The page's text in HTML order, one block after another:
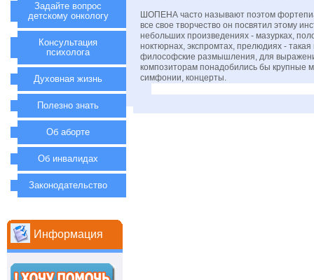
ШОПЕНА часто называют поэтом
все свое творчество он посвятил этому
небольших произведениях - мазурках,
ноктюрнах, экспромтах, прелюдиях - такая
философские размышления, для
композиторам понадобились бы крупные
симфонии, концерты.
Задайте вопрос
детскому онкологу
Консультация
психолога
Духовная жизнь
Полезно знать
Об аборте
Об инвалидах
Законодательство
Информация